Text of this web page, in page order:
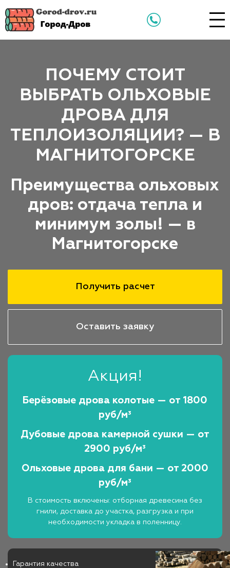
ПОЧЕМУ СТОИТ
ВЫБРАТЬ ОЛЬХОВЫЕ
ДРОВА ДЛЯ
ТЕПЛОИЗОЛЯЦИИ? — В
МАГНИТОГОРСКЕ
Преимущества ольховых
дров: отдача тепла и
минимум золы! — в
Магнитогорске
Получить расчет
Оставить заявку
Акция!
Берёзовые дрова колотые — от 1800
руб/м³
Дубовые дрова камерной сушки — от
2900 руб/м³
Ольховые дрова для бани — от 2000
руб/м³
В стоимость включены: отборная древесина без
гнили, доставка до участка, разгрузка и при
необходимости укладка в поленницу.
Гарантия качества